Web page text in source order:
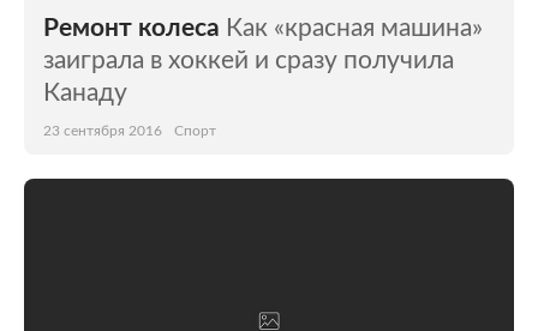
Ремонт колеса Как «красная машина»
заиграла в хоккей и сразу получила
Канаду
23 сентября 2016 Спорт